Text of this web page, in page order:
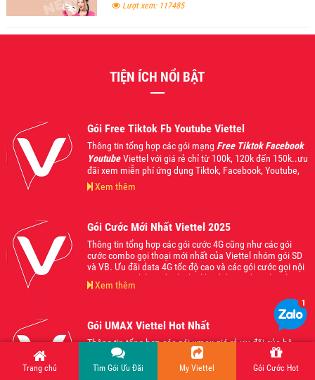
Lượt xem: 117485
TIỆN ÍCH NỔI BẬT
Gói Free Tiktok Fb Youtube Viettel
Thông tin tổng hợp các gói mạng Free Tiktok Facebook
Youtube Viettel với giá rẻ chỉ từ 100k, 120k đến 150k..ưu
đãi xem miễn phí ứng dụng Tiktok, Facebook, Youtube,
bên cạnh đó còn áp dụng gọi nội mạng và liên mạng
Viettel kết hợp data 4G từ 1Gb cho đến 1.5Gb sử dụng
Xem thêm
Gói Cước Mới Nhất Viettel 2025
Thông tin tổng hợp các gói cước 4G cũng như các gói
cước combo gọi thoại mới nhất của Viettel nhóm gói SD
và VB. Ưu đãi data 4G tốc độ cao và các gói cước gọi nội
ngoại mạng thả ga dành cho khách hàng đăng ký sử
dụng, phù hợp với mọi nhu cầu và lứa tuổi, giá cực mềm
từ 70k, 90k, 120k, 150k, 200k... Mời các bạn tham khảo
Xem thêm
Gói UMAX Viettel Hot Nhất
Thông tin tổng hợp các gói umax giá rẻ ưu đãi của hệ
thống Viettel giá chỉ từ 50k, 70k, 90k được nhiều người
đăng ký sử dụng nhất năm 2024. Mời các bạn tham khảo
và đăng ký sử dụng ngay gói cước đang làm mưa làm gió
Trang chủ Tìm Gói Ưu Đãi My Viettel Gói Cước Hot